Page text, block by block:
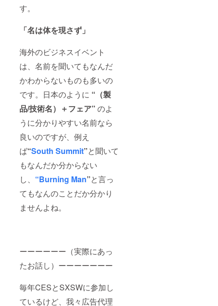
す。
「名は体を現さず」
海外のビジネスイベント
は、名前を聞いてもなんだ
かわからないものも多いの
です。日本のように “（製
品/技術名）＋フェア” のよ
うに分かりやすい名前なら
良いのですが、例え
ば“South Summit”と聞いて
もなんだか分からない
し、 “Burning Man”と言っ
てもなんのことだか分かり
ませんよね。
ーーーーーー（実際にあっ
たお話し）ーーーーーーー
毎年CESとSXSWに参加し
ているけど、我々広告代理